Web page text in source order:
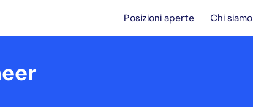
Posizioni aperte Chi siamo